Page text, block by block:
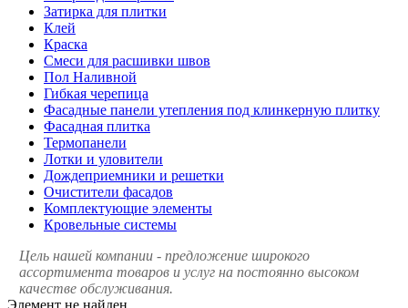
Затирка для плитки
Клей
Краска
Смеси для расшивки швов
Пол Наливной
Гибкая черепица
Фасадные панели утепления под клинкерную плитку
Фасадная плитка
Термопанели
Лотки и уловители
Дождеприемники и решетки
Очистители фасадов
Комплектующие элементы
Кровельные системы
Цель нашей компании - предложение широкого
ассортимента товаров и услуг на постоянно высоком
качестве обслуживания.
Элемент не найден